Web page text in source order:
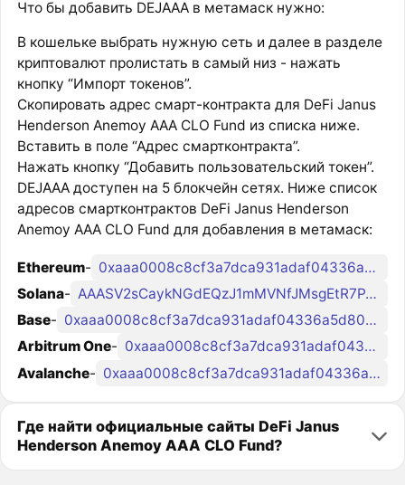
Что бы добавить DEJAAA в метамаск нужно:
В кошельке выбрать нужную сеть и далее в разделе
криптовалют пролистать в самый низ - нажать
кнопку “Импорт токенов”.
Скопировать адрес смарт-контракта для DeFi Janus
Henderson Anemoy AAA CLO Fund из списка ниже.
Вставить в поле “Адрес смартконтракта”.
Нажать кнопку “Добавить пользовательский токен”.
DEJAAA доступен на 5 блокчейн сетях. Ниже список
адресов смартконтрактов DeFi Janus Henderson
Anemoy AAA CLO Fund для добавления в метамаск:
Ethereum-
0xaaa0008c8cf3a7dca931adaf04336a5d808c82cc
Solana-
AAASV2sCaykNGdEQzJ1mMVNfJMsgEtR7PJaqrCuk4bq6
Base-
0xaaa0008c8cf3a7dca931adaf04336a5d808c82cc
Arbitrum One-
0xaaa0008c8cf3a7dca931adaf04336a5d808c82cc
Avalanche- 0xaaa0008c8cf3a7dca931adaf04336a5d808c82cc
Где найти официальные сайты DeFi Janus
Henderson Anemoy AAA CLO Fund?